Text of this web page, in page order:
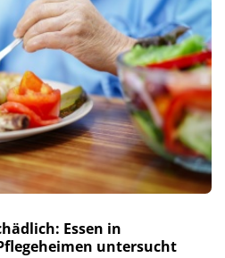
Essen in
untersucht